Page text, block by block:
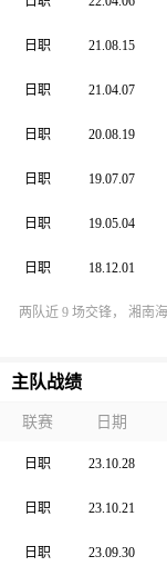
日职 21.08.15
日职 21.04.07
日职 20.08.19
日职 19.07.07
日职 19.05.04
日职 18.12.01
两队近 9 场交锋， 湘南
主队战绩
联赛 日期
日职 23.10.28
日职 23.10.21
日职 23.09.30